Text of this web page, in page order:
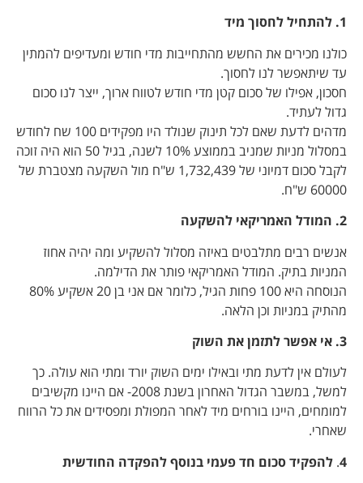
1. להתחיל לחסוך מיד
כולנו מכירים את החשש מהתחייבות מדי חודש ומעדיפים להמתין
עד שיתאפשר לנו לחסוך.
חסכון, אפילו של סכום קטן מדי חודש לטווח ארוך, ייצר לנו סכום
גדול לעתיד.
מדהים לדעת שאם לכל תינוק שנולד היו מפקידים 100 שח לחודש
במסלול מניות שמניב בממוצע 10% לשנה, בגיל 50 הוא היה זוכה
לקבל סכום דמיוני של 1,732,439 ש"ח מול השקעה מצטברת של
60000 ש"ח.
2. המודל האמריקאי להשקעה
אנשים רבים מתלבטים באיזה מסלול להשקיע ומה יהיה אחוז
המניות בתיק. המודל האמריקאי פותר את הדילמה.
הנוסחה היא 100 פחות הגיל, כלומר אם אני בן 20 אשקיע 80%
מהתיק במניות וכן הלאה.
3. אי אפשר לתזמן את השוק
לעולם אין לדעת מתי ובאילו ימים השוק יורד ומתי הוא עולה. כך
למשל, במשבר הגדול האחרון בשנת 2008- אם היינו מקשיבים
למומחים, היינו בורחים מיד לאחר המפולת ומפסידים את כל הרווח
שאחרי.
4
. להפקיד סכום חד פעמי בנוסף להפקדה החודשית